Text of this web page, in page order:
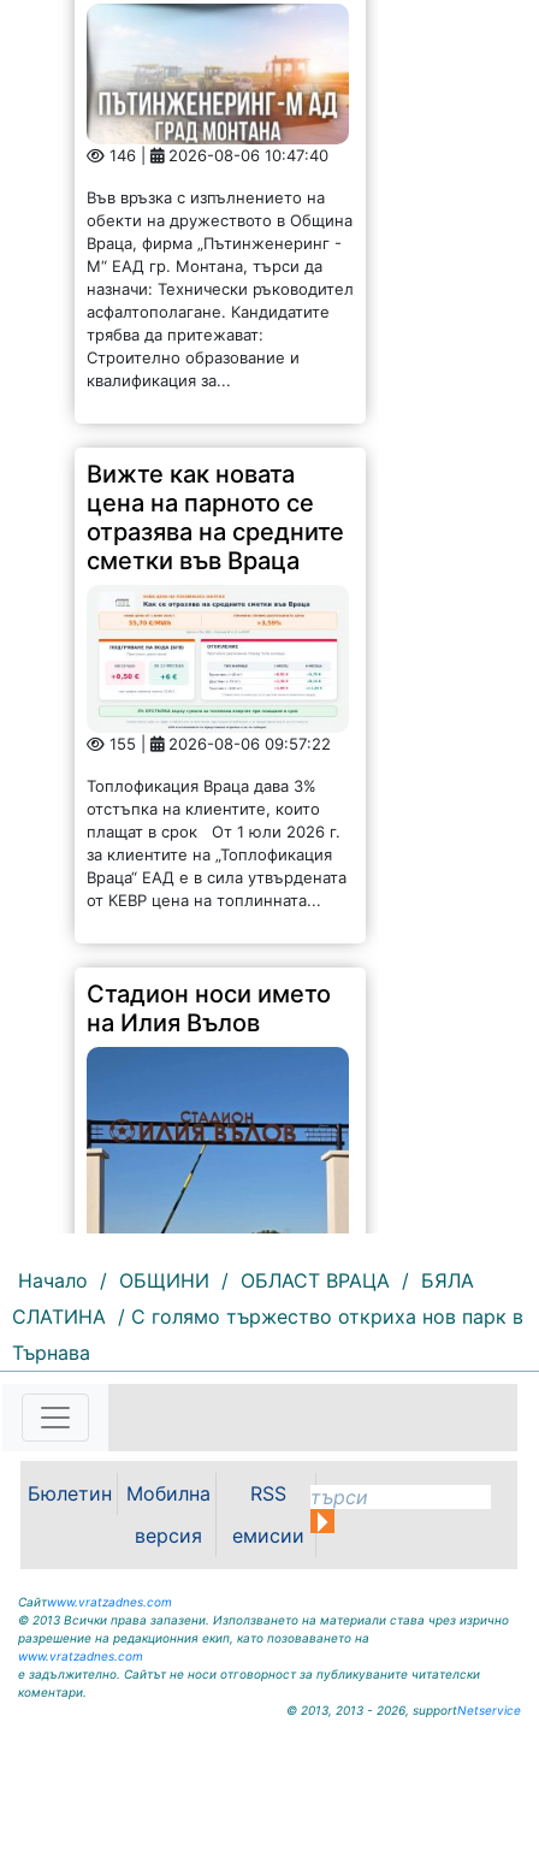
М“ ЕАД гр. Монтана, търси да
назначи: Технически ръководител
асфалтополагане. Кандидатите
трябва да притежават:
Строително образование и
квалификация за...
Вижте как новата
цена на парното се
отразява на средните
сметки във Враца
155 | 2026-08-06 09:57:22
Топлофикация Враца дава 3%
отстъпка на клиентите, които
плащат в срок От 1 юли 2026 г.
за клиентите на „Топлофикация
Враца“ ЕАД е в сила утвърдената
от КЕВР цена на топлинната...
Стадион носи името
на Илия Вълов
С футболна среща между
юношеските отбори на "Мизия" /
Кнежа/ и "Ботев" /Враца/ ще
бъде открит градския стадион в
Кнежа. Спортното съоръжение
вратар от близкото минало
Илия...
Начало / ОБЩИНИ / ОБЛАСТ ВРАЦА / БЯЛА
СЛАТИНА / С голямо тържество откриха нов парк в
Търнава
Бюлетин
Мобилна
версия
RSS
емисии
Сайтwww.vratzadnes.com
© 2013 Всички права запазени. Използването на материали става чрез изрично
разрешение на редакционния екип, като позоваването на
www.vratzadnes.com
е задължително. Сайтът не носи отговорност за публикуваните читателски
коментари.
© 2013, 2013 - 2026, supportNetservice